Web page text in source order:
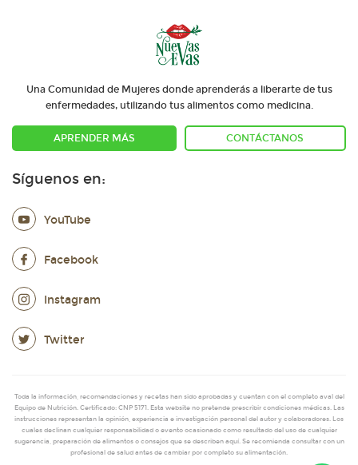
Una Comunidad de Mujeres donde aprenderás a liberarte de tus
enfermedades, utilizando tus alimentos como medicina.
APRENDER MÁS CONTÁCTANOS
Síguenos en:
YouTube
Facebook
Instagram
Twitter
Toda la información, recomendaciones y recetas han sido aprobadas y cuentan con el completo aval del
Equipo de Nutrición. Certificado: CNP 5171. Esta website no pretende prescribir condiciones médicas. Las
instrucciones representan la opinión, experiencia e investigación personal del autor y colaboradores. Los
cuales declinan cualquier responsabilidad o evento ocasionado como resultado del uso de cualquier
sugerencia, preparación de alimentos o consejos que se describen aquí. Se recomienda consultar con un
profesional de salud antes de cambiar por completo su alimentación.